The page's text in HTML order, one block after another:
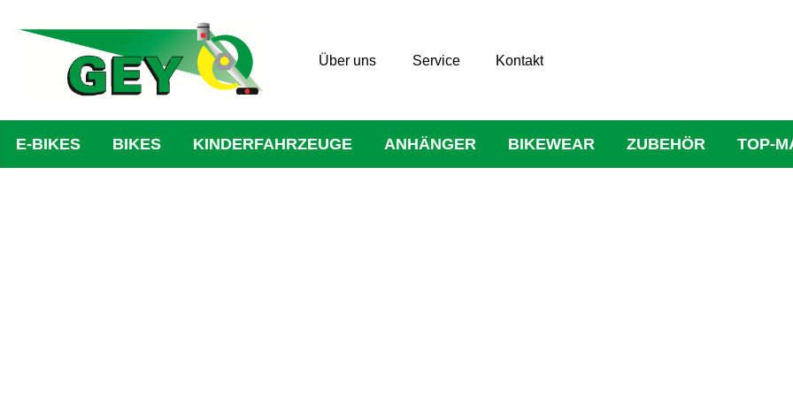
Über uns Service Kontakt
E-BIKES BIKES KINDERFAHRZEUGE ANHÄNGER BIKEWEAR ZUBEHÖR TOP-